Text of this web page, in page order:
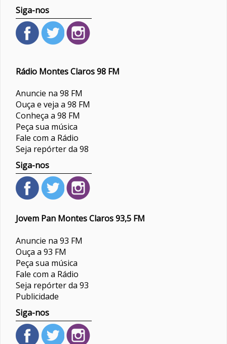
Siga-nos
Rádio Montes Claros 98 FM
Anuncie na 98 FM
Ouça e veja a 98 FM
Conheça a 98 FM
Peça sua música
Fale com a Rádio
Seja repórter da 98
Siga-nos
Jovem Pan Montes Claros 93,5 FM
Anuncie na 93 FM
Ouça a 93 FM
Peça sua música
Fale com a Rádio
Seja repórter da 93
Publicidade
Siga-nos